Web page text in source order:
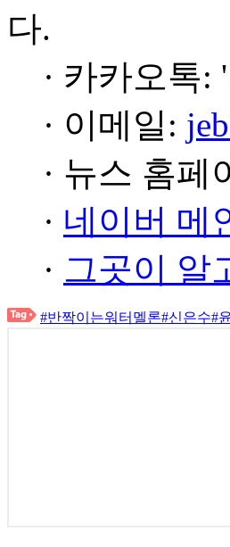
다.
· 카카오톡:
· 이메일:
· 뉴스 홈페
· 네이버 메
· 그곳이 알
#반짝이는워터멜론#신은수#